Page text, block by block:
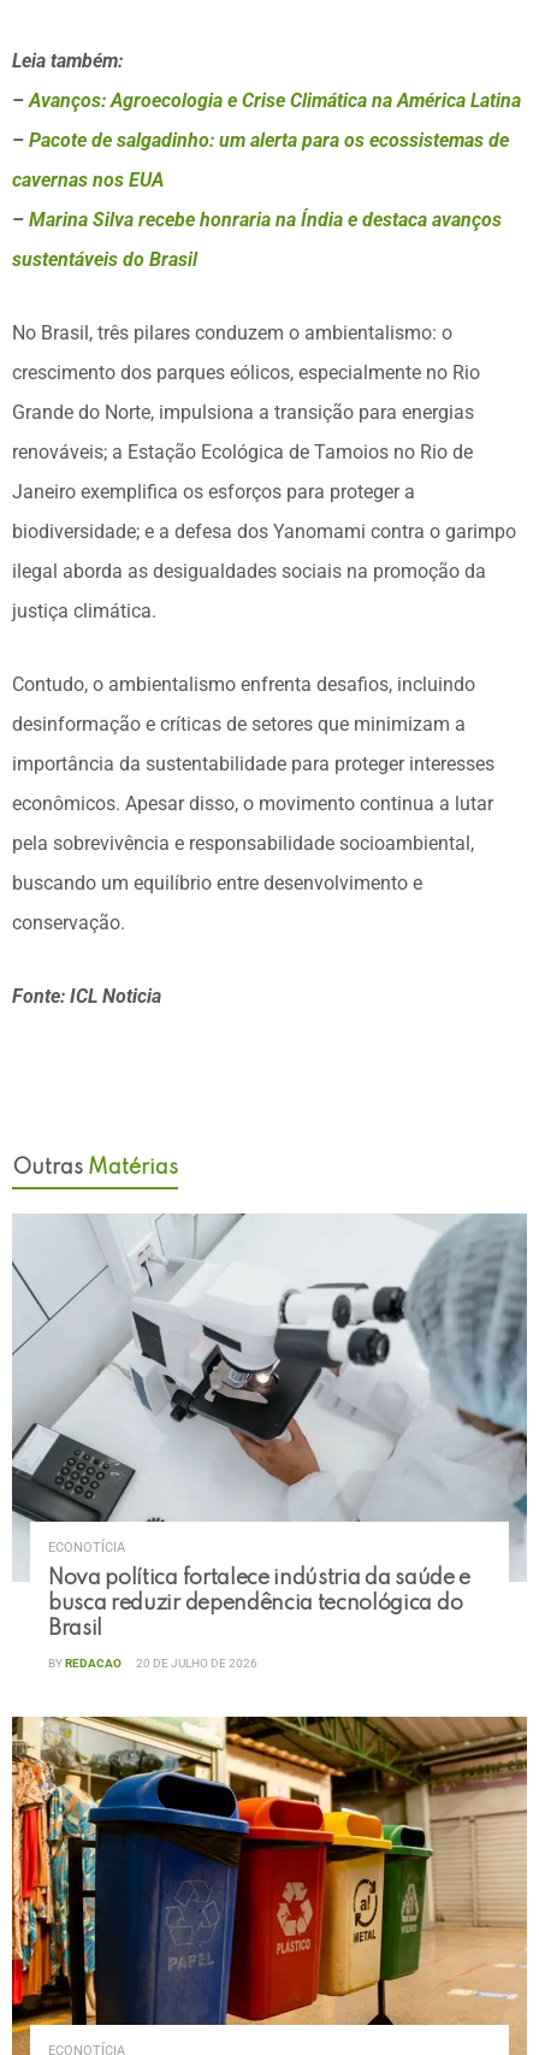
Leia também:
– Avanços: Agroecologia e Crise Climática na América Latina
– Pacote de salgadinho: um alerta para os ecossistemas de
cavernas nos EUA
– Marina Silva recebe honraria na Índia e destaca avanços
sustentáveis do Brasil
No Brasil, três pilares conduzem o ambientalismo: o
crescimento dos parques eólicos, especialmente no Rio
Grande do Norte, impulsiona a transição para energias
renováveis; a Estação Ecológica de Tamoios no Rio de
Janeiro exemplifica os esforços para proteger a
biodiversidade; e a defesa dos Yanomami contra o garimpo
ilegal aborda as desigualdades sociais na promoção da
justiça climática.
Contudo, o ambientalismo enfrenta desafios, incluindo
desinformação e críticas de setores que minimizam a
importância da sustentabilidade para proteger interesses
econômicos. Apesar disso, o movimento continua a lutar
pela sobrevivência e responsabilidade socioambiental,
buscando um equilíbrio entre desenvolvimento e
conservação.
Fonte: ICL Noticia
Outras Matérias
ECONOTÍCIA
Nova política fortalece indústria da saúde e
busca reduzir dependência tecnológica do
Brasil
BYREDACAO 20 DE JULHO DE 2026
ECONOTÍCIA